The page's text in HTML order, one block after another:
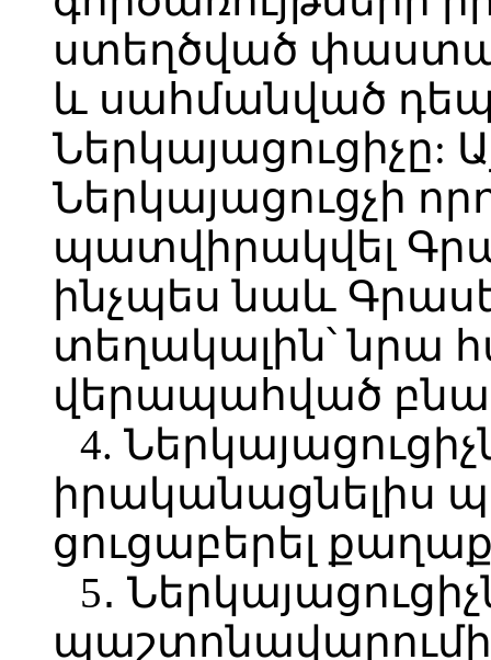
ստեղծված
և սահմանված
Ներկայացուցիչը:
Ներկայացուցչի
պատվիրակվել
ինչպես նաև
տեղակալին՝ նրա
վերապահված
4.
իրականացնելիս
ցուցաբերել
5․